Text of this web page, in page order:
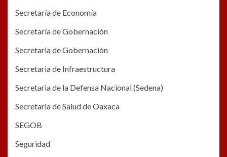
Secretaría de Economía
Secretaría de Gobernación
Secretaria de Gobernación
Secretaria de Infraestructura
Secretaria de la Defensa Nacional (Sedena)
Secretaria de Salud de Oaxaca
SEGOB
Seguridad